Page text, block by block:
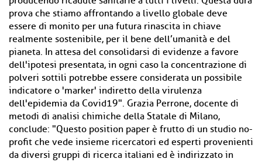
prova che stiamo affrontando a livello globale deve
essere di monito per una futura rinascita in chiave
realmente sostenibile, per il bene dell’umanità e del
pianeta. In attesa del consolidarsi di evidenze a favore
dell'ipotesi presentata, in ogni caso la concentrazione di
polveri sottili potrebbe essere considerata un possibile
indicatore o 'marker' indiretto della virulenza
dell'epidemia da Covid19". Grazia Perrone, docente di
metodi di analisi chimiche della Statale di Milano,
conclude: "Questo position paper è frutto di un studio no-
profit che vede insieme ricercatori ed esperti provenienti
da diversi gruppi di ricerca italiani ed è indirizzato in